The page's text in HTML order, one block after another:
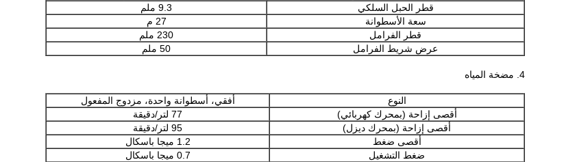
قطر الحبل السلكي
9.3 ملم
سعة الأسطوانة
27 م
قطر الفرامل
230 ملم
عرض شريط الفرامل
50 ملم
4. مضخة المياه
النوع
أفقي، أسطوانة واحدة، مزدوج المفعول
أقصى إزاحة (بمحرك كهربائي)
77 لتر/دقيقة
أقصى إزاحة (بمحرك ديزل)
95 لتر/دقيقة
أقصى ضغط
1.2 ميجا باسكال
ضغط التشغيل
0.7 ميجا باسكال